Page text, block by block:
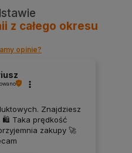
z całego okresu
opinie?
Znajdziesz
🛍️ Taka prędkość
zakupy 🚀